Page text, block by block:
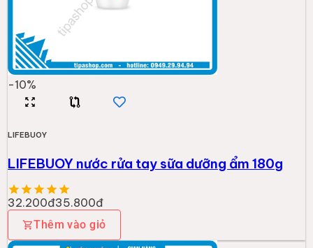
-10%
LIFEBUOY
LIFEBUOY nước rửa tay sữa dưỡng ẩm 180g
32.200đ35.800đ
Thêm vào giỏ